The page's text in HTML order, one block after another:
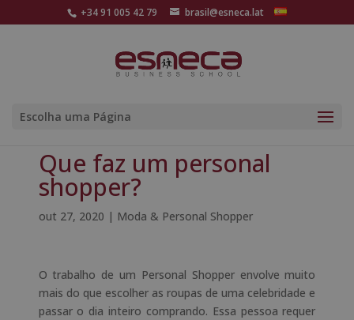
+34 91 005 42 79 brasil@esneca.lat
Escolha uma Página
Que faz um personal
shopper?
out 27, 2020 | Moda & Personal Shopper
O trabalho de um Personal Shopperenvolve muito
mais do que escolher as roupas de uma celebridade e
passar o dia inteiro comprando. Essa pessoa requer